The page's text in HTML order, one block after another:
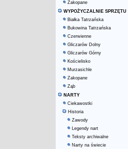
Zakopane
WYPOŻYCZALNIE SPRZĘTU
Białka Tatrzańska
Bukowina Tatrzańska
Czerwienne
Gliczarów Dolny
Gliczarów Górny
Kościelisko
Murzasichle
Zakopane
Ząb
NARTY
Ciekawostki
Historia
Zawody
Legendy nart
Teksty archiwalne
Narty na świecie